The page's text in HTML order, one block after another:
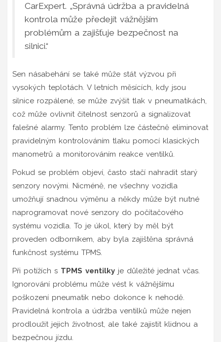
CarExpert. „Správná údržba a pravidelná
kontrola může předejít vážnějším
problémům a zajišťuje bezpečnost na
silnici.“
Sen násabehání se také může stát výzvou při
vysokých teplotách. V letních měsících, kdy jsou
silnice rozpálené, se může zvýšit tlak v pneumatikách,
což může ovlivnit čitelnost senzorů a signalizovat
falešné alarmy. Tento problém lze částečně eliminovat
pravidelným kontrolováním tlaku pomocí klasických
manometrů a monitorováním reakce ventilků.
Pokud se problém objeví, často stačí nahradit starý
senzory novými. Nicméně, ne všechny vozidla
umožňují snadnou výměnu a někdy může být nutné
naprogramovat nové senzory do počítačového
systému vozidla. To je úkol, který by měl být
proveden odborníkem, aby byla zajištěna správná
funkčnost systému TPMS.
Při potížích s TPMS ventilky je důležité jednat včas.
Ignorování problému může vést k vážnějšímu
poškození pneumatik nebo dokonce k nehodě.
Pravidelná kontrola a údržba ventilků může nejen
prodloužit jejich životnost, ale také zajistit klidnou a
bezpečnou jízdu.